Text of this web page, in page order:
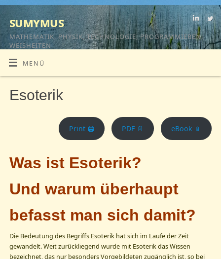
sumymus
MATHEMATIK, PHYSIK, TECHNOLOGIE, PROGRAMMIEREN,
WEISHEITEN
MENÜ
Esoterik
Print 🖨 PDF 📄 eBook 📱
Was ist Esoterik?
Und warum überhaupt
befasst man sich damit?
Die Bedeutung des Begriffs Esoterik hat sich im Laufe der Zeit
gewandelt. Weit zurückliegend wurde mit Esoterik das Wissen
bezeichnet, das nur besonders Vorgebildeten zugänglich ist, so bei